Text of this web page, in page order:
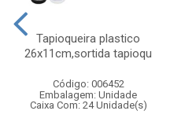
Tapioqueira plastico
26x11cm,sortida tapioqu
Código: 006452
Embalagem: Unidade
Caixa Com: 24 Unidade(s)